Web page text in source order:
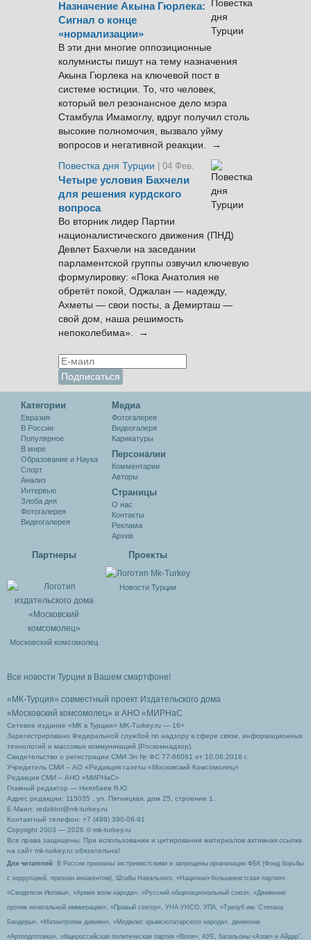
Назначение Акына Гюрлека:
Сигнал о конце
«нормализации»
В эти дни многие оппозиционные
колумнисты пишут на тему назначения
Акына Гюрлека на ключевой пост в
системе юстиции. То, что человек,
который вел резонансное дело мэра
Стамбула Имамоглу, вдруг получил столь
высокие полномочия, вызвало уйму
вопросов и негативной реакции. →
Повестка дня Турции
| 04 Фев.
Четыре условия Бахчели
для решения курдского
вопроса
Во вторник лидер Партии
националистического движения (ПНД)
Девлет Бахчели на заседании
парламентской группы озвучил ключевую
формулировку: «Пока Анатолия не
обретёт покой, Оджалан — надежду,
Ахметы — свои посты, а Демирташ —
свой дом, наша решимость
непоколебима». →
Категории
Евразия
В России
Популярное
В мире
Образование и Наука
Спорт
Анализ
Интервью
Злоба дня
Фотогалерея
Видеогалерея
Медиа
Фотогалерея
Видеогалеря
Карикатуры
Персоналии
Комментарии
Авторы
Cтраницы
О нас
Контакты
Реклама
Архив
Партнеры
Московский комсомолец
Проекты
Новости Турции
Все новости Турции в Вашем смартфоне!
«МК-Турция» совместный проект Издательского дома
«Московский комсомолец» и АНО «МИРНаС
Сетевое издание «МК в Турции» MK-Turkey.ru — 16+
Зарегистрировано Федеральной службой по надзору в сфере связи, информационных
технологий и массовых коммуникаций (Роскомнадзор).
Свидетельство о регистрации СМИ Эл № ФС 77-66061 от 10.06.2016 г.
Учредитель СМИ – АО «Редакция газеты «Московский Комсомолец»
Редакция СМИ – АНО «МИРНаС»
Главный редактор — Ниязбаев Я.Ю.
Адрес редакции: 115035 , ул. Пятницкая, дом 25, строение 1.
Е-Маил: redaktor@mk-turkey.ru
Контактный телефон: +7 (499) 390-08-91
Copyright 2003 — 2026 © mk-turkey.ru
Все права защищены. При использовании и цитировании материалов активная ссылка
на сайт mk-turkey.ru обязательна!
Для читателей : В России признаны экстремистскими и запрещены организации ФБК (Фонд борьбы
с коррупцией, признан иноагентом), Штабы Навального, «Национал-большевистская партия»,
«Свидетели Иеговы», «Армия воли народа», «Русский общенациональный союз», «Движение
против нелегальной иммиграции», «Правый сектор», УНА-УНСО, УПА, «Тризуб им. Степана
Бандеры», «Мизантропик дивижн», «Меджлис крымскотатарского народа», движение
«Артподготовка», общероссийская политическая партия «Воля», АУЕ, батальоны «Азов» и Айдар″.